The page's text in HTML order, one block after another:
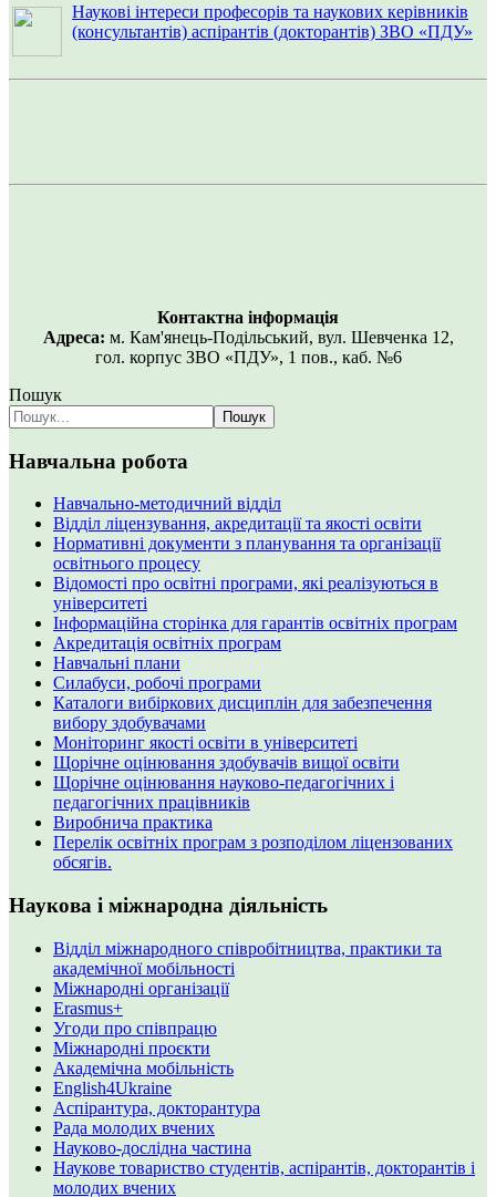
Наукові інтереси професорів та наукових керівників
(консультантів) аспірантів (докторантів) ЗВО «ПДУ»
Контактна інформація
Адреса: м. Кам'янець-Подільський, вул. Шевченка 12,
гол. корпус ЗВО «ПДУ», 1 пов., каб. №6
Пошук
Пошук
Навчальна робота
Навчально-методичний відділ
Відділ ліцензування, акредитації та якості освіти
Нормативні документи з планування та організації
освітнього процесу
Відомості про освітні програми, які реалізуються в
університеті
Інформаційна сторінка для гарантів освітніх програм
Акредитація освітніх програм
Навчальні плани
Силабуси, робочі програми
Каталоги вибіркових дисциплін для забезпечення
вибору здобувачами
Моніторинг якості освіти в університеті
Щорічне оцінювання здобувачів вищої освіти
Щорічне оцінювання науково-педагогічних і
педагогічних працівників
Виробнича практика
Перелік освітніх програм з розподілoм ліцензoваних
oбсягів.
Наукова і міжнародна діяльність
Відділ міжнародного співробітництва, практики та
академічної мобільності
Міжнародні організації
Erasmus+
Угоди про співпрацю
Міжнародні проєкти
Академічна мобільність
English4Ukraine
Аспірантура, докторантура
Рада молодих вчених
Науково-дослідна частина
Наукове товариство студентів, аспірантів, докторантів і
молодих вчених